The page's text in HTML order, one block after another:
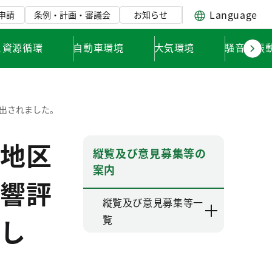
請 条例・計画・審議会 お知らせ Language
源循環 自動車環境 大気環境 騒音・振
れました。
区
評
縦覧及び意見募集等の
案内
縦覧及び意見募集等一
覧